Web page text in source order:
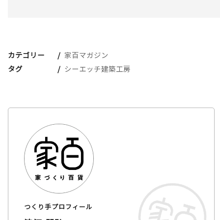
カテゴリー
家百マガジン
タグ
シーエッチ建築工房
つくり手プロフィール